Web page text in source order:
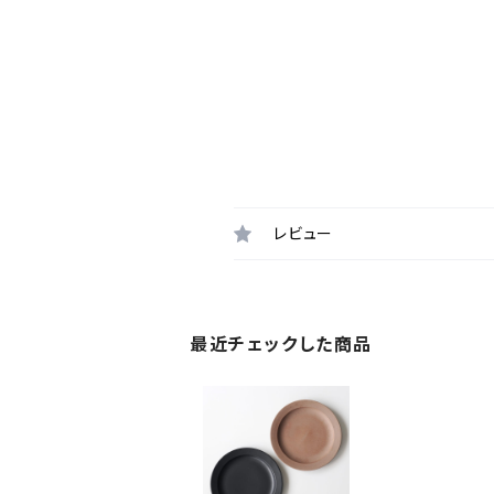
レビュー
最近チェックした商品